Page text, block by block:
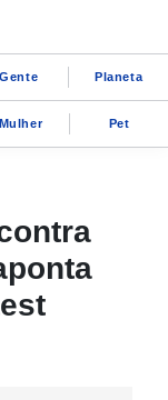
Gente Planeta
Mulher Pet